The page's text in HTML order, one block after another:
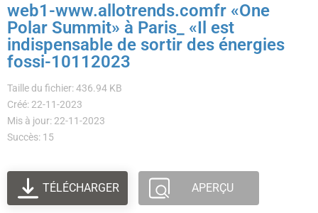
web1-www.allotrends.comfr «One
Polar Summit» à Paris_ «Il est
indispensable de sortir des énergies
fossi-10112023
Taille du fichier: 436.94 KB
Créé: 22-11-2023
Mis à jour: 22-11-2023
Succès: 15
TÉLÉCHARGER APERÇU